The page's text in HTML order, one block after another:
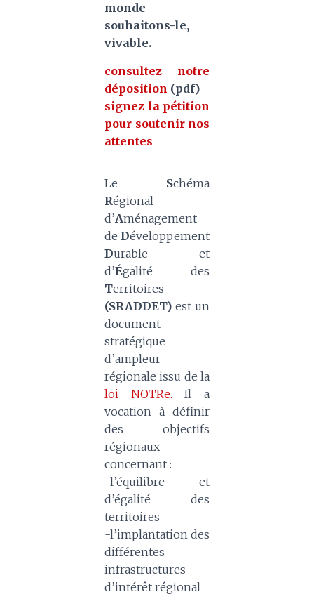
monde
souhaitons-le,
vivable.
consultez notre
déposition (pdf)
signez la pétition
pour soutenir nos
attentes
Le Schéma
Régional
d’Aménagement
de Développement
Durable et
d’Égalité des
Territoires
(SRADDET) est un
document
stratégique
d’ampleur
régionale issu de la
loi NOTRe. Il a
vocation à définir
des objectifs
régionaux
concernant :
-l’équilibre et
d’égalité des
territoires
-l’implantation des
différentes
infrastructures
d’intérêt régional